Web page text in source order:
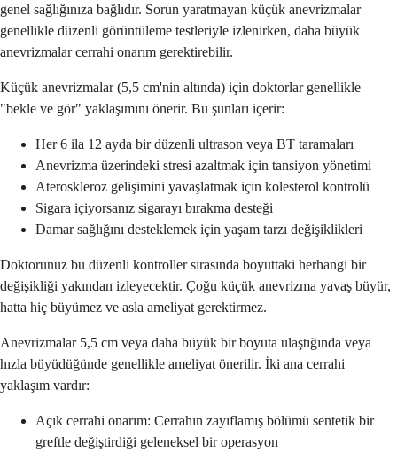
genel sağlığınıza bağlıdır. Sorun yaratmayan küçük anevrizmalar
genellikle düzenli görüntüleme testleriyle izlenirken, daha büyük
anevrizmalar cerrahi onarım gerektirebilir.
Küçük anevrizmalar (5,5 cm'nin altında) için doktorlar genellikle
"bekle ve gör" yaklaşımını önerir. Bu şunları içerir:
Her 6 ila 12 ayda bir düzenli ultrason veya BT taramaları
Anevrizma üzerindeki stresi azaltmak için tansiyon yönetimi
Ateroskleroz gelişimini yavaşlatmak için kolesterol kontrolü
Sigara içiyorsanız sigarayı bırakma desteği
Damar sağlığını desteklemek için yaşam tarzı değişiklikleri
Doktorunuz bu düzenli kontroller sırasında boyuttaki herhangi bir
değişikliği yakından izleyecektir. Çoğu küçük anevrizma yavaş büyür,
hatta hiç büyümez ve asla ameliyat gerektirmez.
Anevrizmalar 5,5 cm veya daha büyük bir boyuta ulaştığında veya
hızla büyüdüğünde genellikle ameliyat önerilir. İki ana cerrahi
yaklaşım vardır:
Açık cerrahi onarım: Cerrahın zayıflamış bölümü sentetik bir
greftle değiştirdiği geleneksel bir operasyon